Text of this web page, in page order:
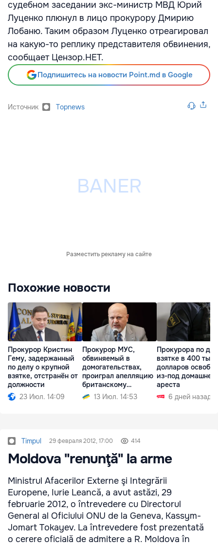
судебном заседании экс-министр МВД Юрий
Луценко плюнул в лицо прокурору Дмирию
Лобаню. Таким образом Луценко отреагировал
на какую-то реплику представителя обвинения,
сообщает Цензор.НЕТ.
Подпишитесь на новости Point.md в Google
Источник Topnews
Разместить рекламу на сайте
Похожие новости
Прокурор Кристин
Гему, задержанный
по делу о крупной
взятке, отстранён от
должности
23 Июл. 14:09
Прокурор МУС,
обвиняемый в
домогательствах,
проиграл апелляцию
британскому
регулятору
13 Июл. 14:53
Прокурора по
взятке в 400
долларов
из-под домашнего
ареста
6 дней назад
Timpul 29 февраля 2012, 17:00 414
Moldova "renunţă" la arme
Ministrul Afacerilor Externe şi Integrării
Europene, Iurie Leancă, a avut astăzi, 29
februarie 2012, o întrevedere cu Directorul
General al Oficiului ONU de la Geneva, Kassym-
Jomart Tokayev. La întrevedere fost prezentată
o cerere oficială de admitere a R. Moldova în